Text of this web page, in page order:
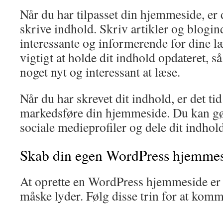
Når du har tilpasset din hjemmeside,
skrive indhold. Skriv artikler og
interessante og informerende for dine
vigtigt at holde dit indhold opdateret,
noget nyt og interessant at læse.
Når du har skrevet dit indhold, er det
markedsføre din hjemmeside. Du kan
sociale medieprofiler og dele dit
Skab din egen WordPress
At oprette en WordPress hjemmeside
måske lyder. Følg disse trin for at